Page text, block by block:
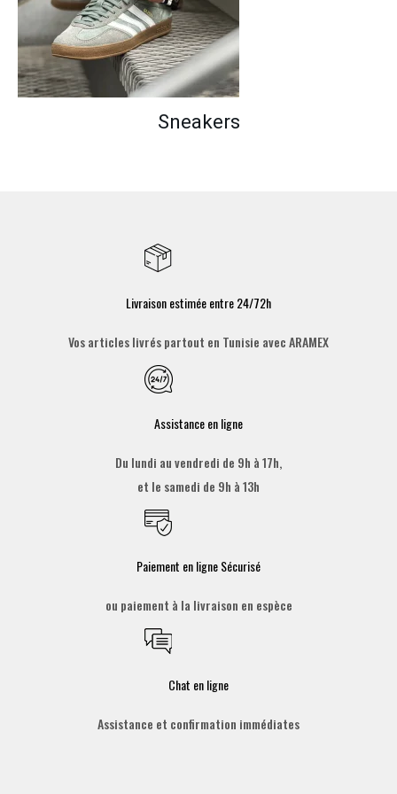
Sneakers
Livraison estimée entre 24/72h
Vos articles livrés partout en Tunisie avec ARAMEX
Assistance en ligne
Du lundi au vendredi de 9h à 17h,
et le samedi de 9h à 13h
Paiement en ligne Sécurisé
ou paiement à la livraison en espèce
Chat en ligne
Assistance et confirmation immédiates